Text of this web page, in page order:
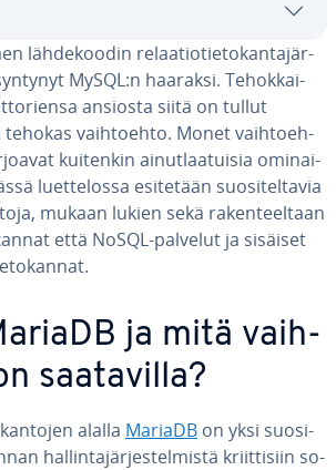
läh­de­koo­din re­laa­tio­tie­to­kan­ta­jär­
MySQL:n haaraksi. Te­hok­kai­
ansiosta siitä on tullut
vaih­toeh­to. Monet vaih­toeh­
kuitenkin ai­nut­laa­tui­sia omi­nai­
luet­te­los­sa esitetään suo­si­tel­ta­via
mukaan lukien sekä ra­ken­teel­taan
että NoSQL-palvelut ja sisäiset
ja mitä vaih­
saa­ta­vil­la?
alalla MariaDB on yksi suo­si­
hal­lin­ta­jär­jes­tel­mis­tä kriit­ti­siin so­